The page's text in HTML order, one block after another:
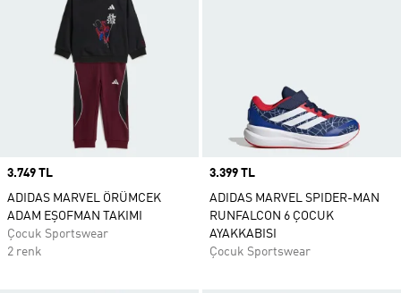
Price
3.749 TL
ADIDAS MARVEL ÖRÜMCEK
ADAM EŞOFMAN TAKIMI
Çocuk Sportswear
2 renk
Price
3.399 TL
ADIDAS MARVEL SPIDER-MAN
RUNFALCON 6 ÇOCUK
AYAKKABISI
Çocuk Sportswear